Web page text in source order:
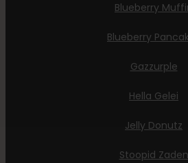
Blueberry
Blueberry
Gazzurple
Hella Gelei
Jelly Donutz
Stoopid Zaden